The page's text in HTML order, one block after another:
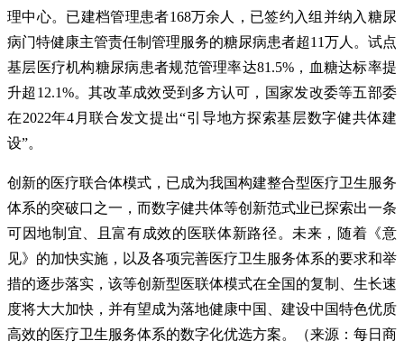
理中心。已建档管理患者168万余人，已签约入组并纳入糖尿
病门特健康主管责任制管理服务的糖尿病患者超11万人。试点
基层医疗机构糖尿病患者规范管理率达81.5%，血糖达标率提
升超12.1%。其改革成效受到多方认可，国家发改委等五部委
在2022年4月联合发文提出“引导地方探索基层数字健共体建
设”。
创新的医疗联合体模式，已成为我国构建整合型医疗卫生服务
体系的突破口之一，而数字健共体等创新范式业已探索出一条
可因地制宜、且富有成效的医联体新路径。未来，随着《意
见》的加快实施，以及各项完善医疗卫生服务体系的要求和举
措的逐步落实，该等创新型医联体模式在全国的复制、生长速
度将大大加快，并有望成为落地健康中国、建设中国特色优质
高效的医疗卫生服务体系的数字化优选方案。（来源：每日商